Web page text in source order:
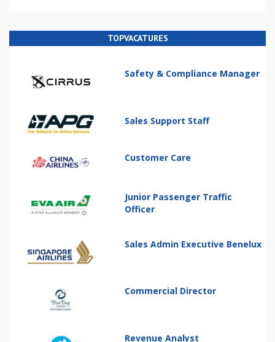
TOPVACATURES
Safety & Compliance Manager
Sales Support Staff
Customer Care
Junior Passenger Traffic
Officer
Sales Admin Executive Benelux
Commercial Director
Revenue Analyst